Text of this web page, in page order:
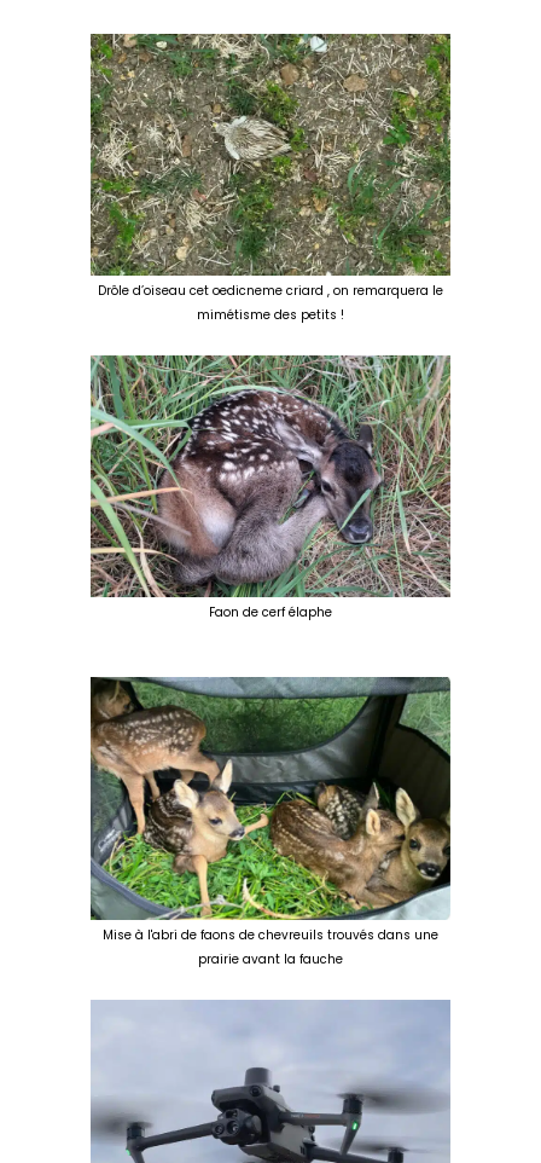
Drôle d’oiseau cet oedicneme criard , on remarquera le
mimétisme des petits !
Faon de cerf élaphe
Mise à l'abri de faons de chevreuils trouvés dans une
prairie avant la fauche